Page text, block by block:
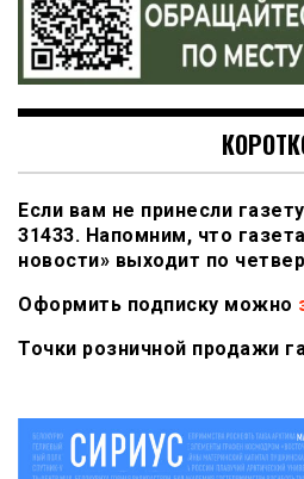
Если вам не принесли
31433. Напомним, что
новости» выходит по
Оформить подписку можно
Точки розничной продажи